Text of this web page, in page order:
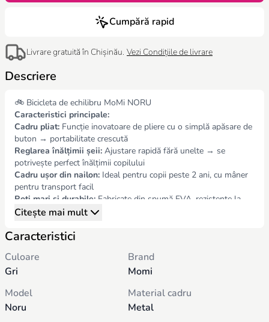
Cumpără rapid
Livrare gratuită în Chișinău. Vezi Condițiile de livrare
Descriere
🚲 Bicicleta de echilibru MoMi NORU
Caracteristici principale:
Cadru pliat: Funcție inovatoare de pliere cu o simplă apăsare de
buton → portabilitate crescută
Reglarea înălțimii șeii: Ajustare rapidă fără unelte → se
potrivește perfect înălțimii copilului
Cadru ușor din nailon: Ideal pentru copii peste 2 ani, cu mâner
pentru transport facil
Roți mari și durabile: Fabricate din spumă EVA, rezistente la
perforare și abraziune (12”)
ghidonul se pliază în caz de împiedicare
Citește mai mult
Caracteristici
Culoare
Gri
Brand
Momi
Model
Noru
Material cadru
Metal